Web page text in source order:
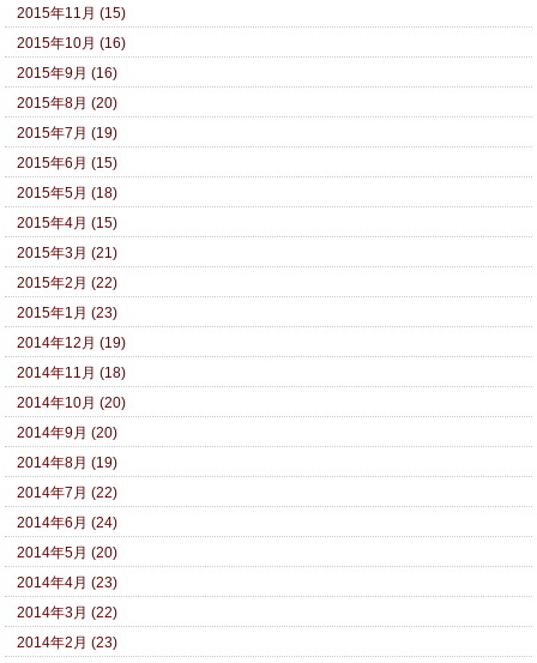
2015年11月 (15)
2015年10月 (16)
2015年9月 (16)
2015年8月 (20)
2015年7月 (19)
2015年6月 (15)
2015年5月 (18)
2015年4月 (15)
2015年3月 (21)
2015年2月 (22)
2015年1月 (23)
2014年12月 (19)
2014年11月 (18)
2014年10月 (20)
2014年9月 (20)
2014年8月 (19)
2014年7月 (22)
2014年6月 (24)
2014年5月 (20)
2014年4月 (23)
2014年3月 (22)
2014年2月 (23)